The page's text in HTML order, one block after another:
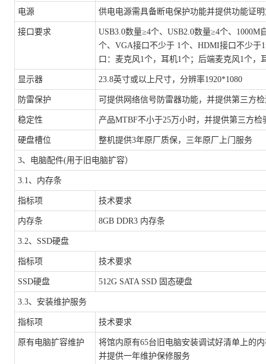
电源 供电电源需具备断电保护功能并提供功能证
接口要求
USB3.0数量≥4个、USB2.0数量≥4个、1000M
个、VGA接口不少于 1个、HDMI接口不少于
口：麦克风1个，耳机1个；后端麦克风1个，
显示器 23.8英寸或以上尺寸，分辨率1920*1080
防雷保护 可提供网络信号防雷器功能，并提供第三方
稳定性 产品MTBF不小于25万小时，并提供第三方检
硬盘槽位 整机提供3年原厂质保，三年原厂上门服务
3、电脑配件(用于旧电脑扩容）
3.1、内存条
指标项 技术要求
内存条 8GB DDR3 内存条
3.2、SSD硬盘
指标项 技术要求
SSD硬盘 512G SATA SSD 固态硬盘
3.3、安装维护服务
指标项 技术要求
原有电脑扩容维护 将馆内原有65台旧电脑安装调试好清单上的
并提供一年维护保修服务